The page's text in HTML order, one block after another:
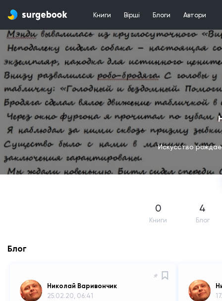
Книги Вірші Блоги Автори
Искусство
0
Книги
4
Блог
Блог
Николай Варивончик
25.02.20, 06:41